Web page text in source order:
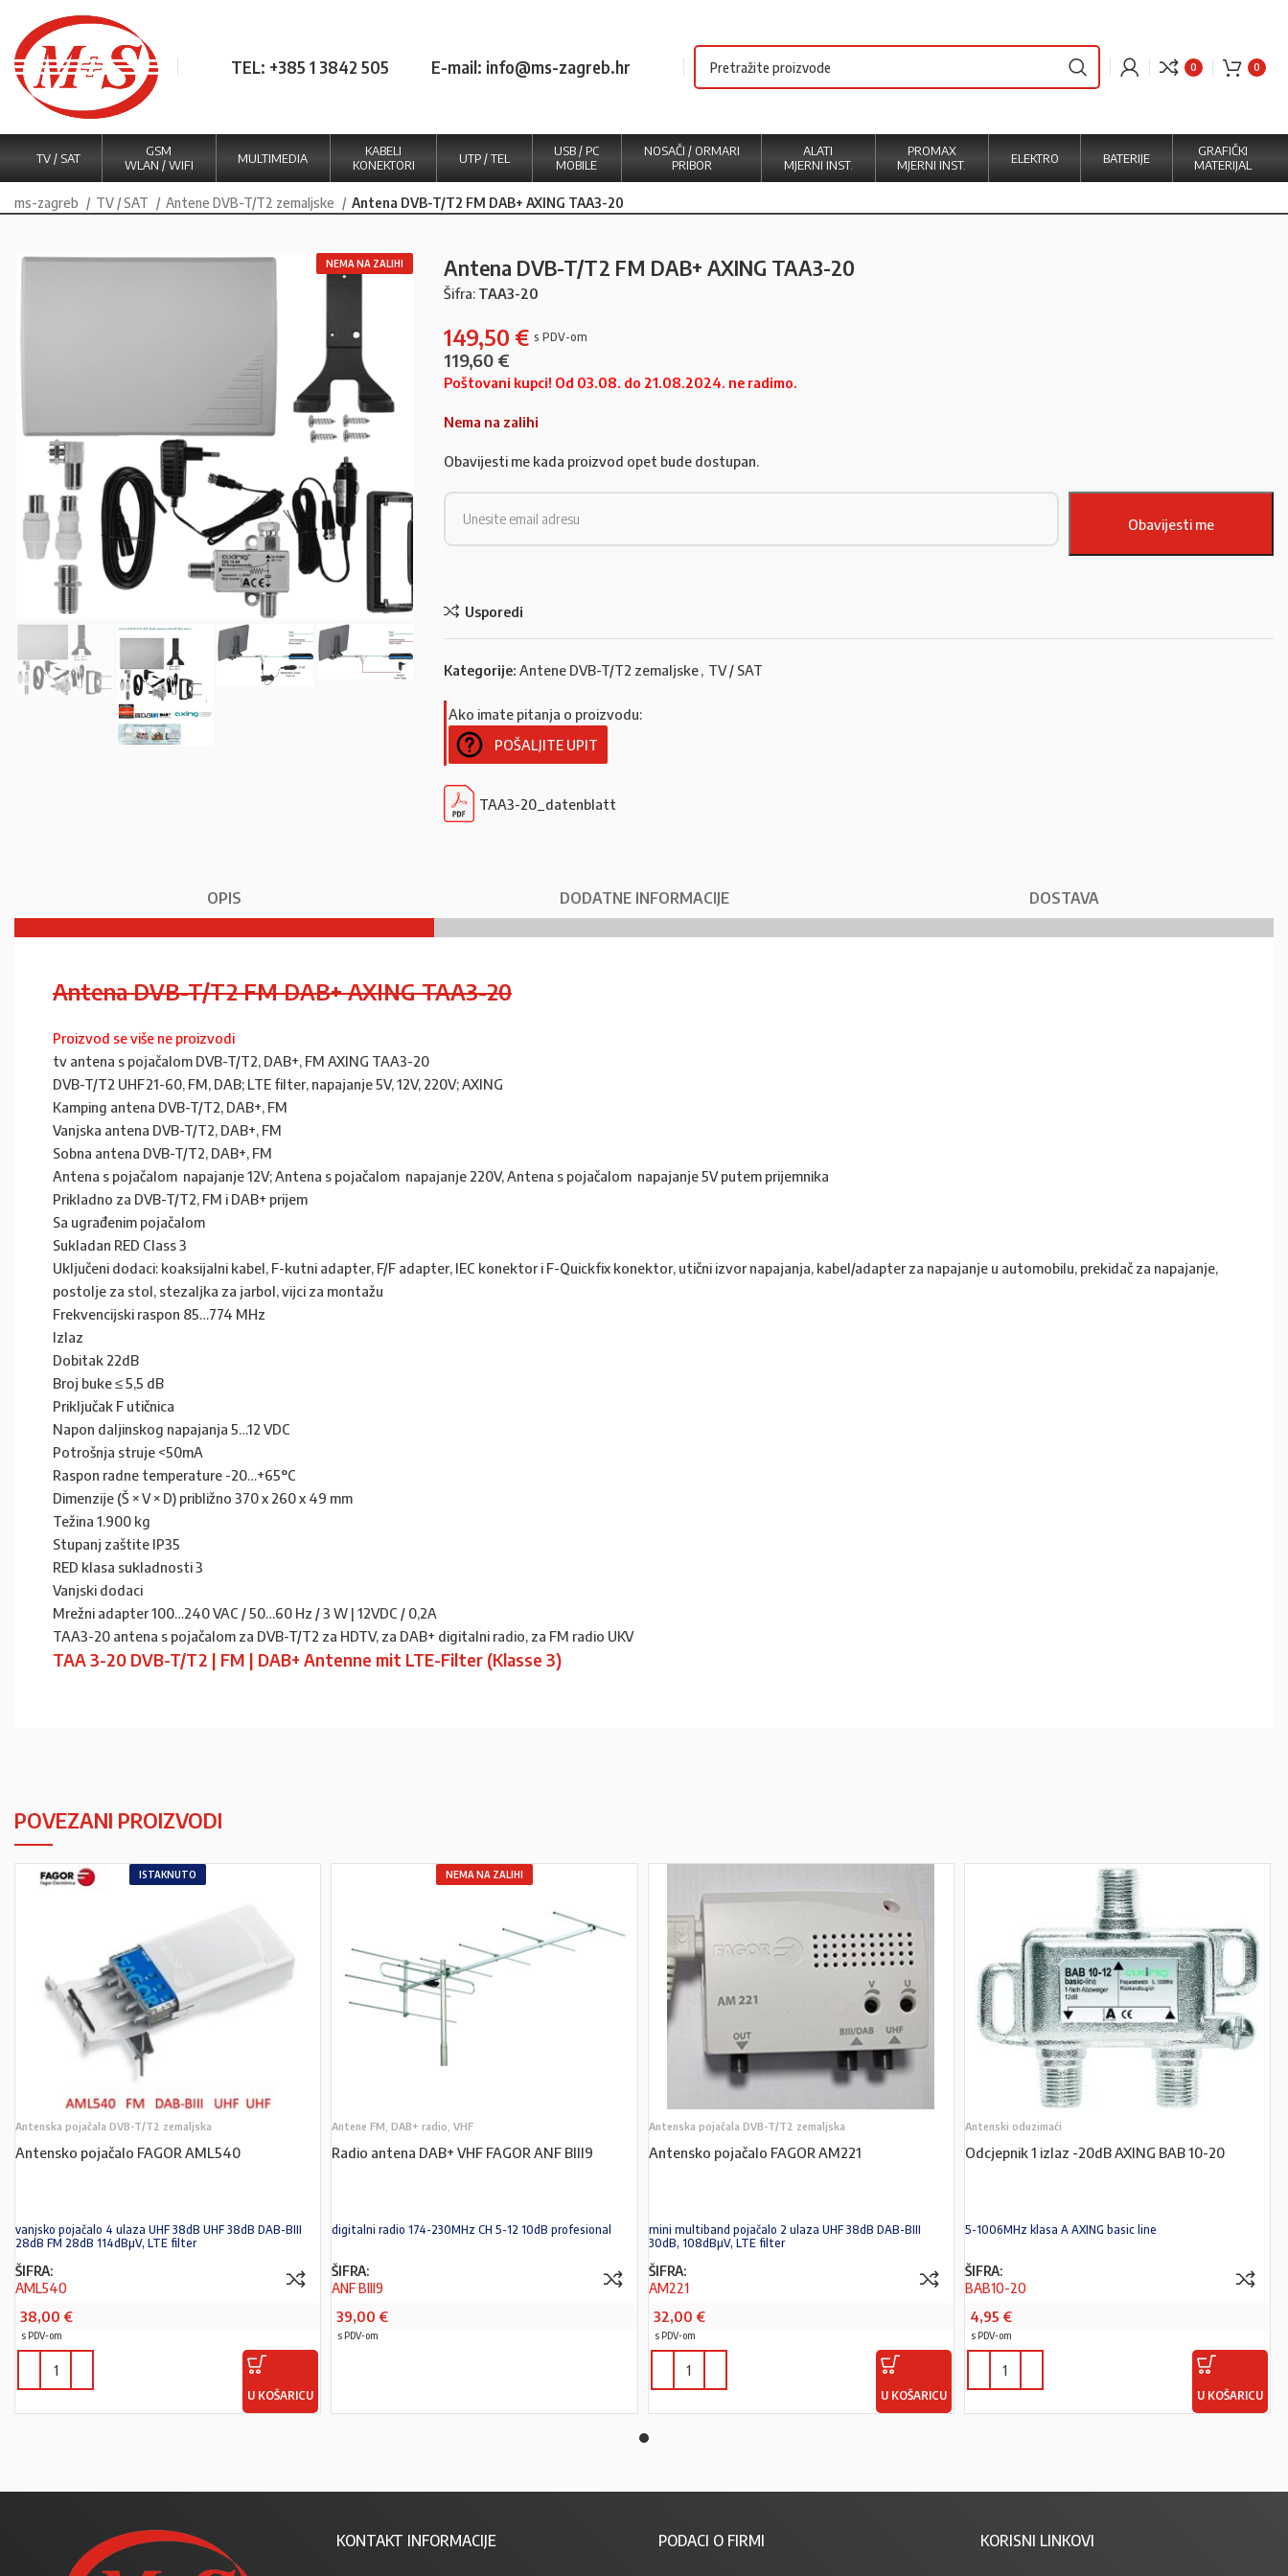
TEL: +385 1 3842 505 E-mail: info@ms-zagreb.hr 0 0
TV / SAT
GSM
WLAN / WIFI
MULTIMEDIA
KABELI
KONEKTORI
UTP / TEL
USB / PC
MOBILE
NOSAČI / ORMARI
PRIBOR
ALATI
MJERNI INST.
PROMAX
MJERNI INST.
ELEKTRO BATERIJE
GRAFIČKI
MATERIJAL
ms-zagreb TV / SAT Antene DVB-T/T2 zemaljske Antena DVB-T/T2 FM DAB+ AXING TAA3-20
NEMA NA ZALIHI Antena DVB-T/T2 FM DAB+ AXING TAA3-20
Šifra: TAA3-20
149,50 €
119,60 €
Poštovani kupci! Od 03.08. do 21.08.2024. ne radimo.
Nema na zalihi
Obavijesti me kada proizvod opet bude dostupan.
Usporedi
Kategorije: Antene DVB-T/T2 zemaljske, TV / SAT
Ako imate pitanja o proizvodu:
POŠALJITE UPIT
TAA3-20_datenblatt
OPIS DODATNE INFORMACIJE DOSTAVA
Antena DVB-T/T2 FM DAB+ AXING TAA3-20
Proizvod se više ne proizvodi
tv antena s pojačalom DVB-T/T2, DAB+, FM AXING TAA3-20
DVB-T/T2 UHF21-60, FM, DAB; LTE filter, napajanje 5V, 12V, 220V; AXING
Kamping antena DVB-T/T2, DAB+, FM
Vanjska antena DVB-T/T2, DAB+, FM
Sobna antena DVB-T/T2, DAB+, FM
Antena s pojačalom napajanje 12V; Antena s pojačalom napajanje 220V, Antena s pojačalom napajanje 5V putem prijemnika
Prikladno za DVB-T/T2, FM i DAB+ prijem
Sa ugrađenim pojačalom
Sukladan RED Class 3
Uključeni dodaci: koaksijalni kabel, F-kutni adapter, F/F adapter, IEC konektor i F-Quickfix konektor, utični izvor napajanja, kabel/adapter za napajanje u automobilu, prekidač za napajanje,
postolje za stol, stezaljka za jarbol, vijci za montažu
Frekvencijski raspon 85…774 MHz
Izlaz
Dobitak 22dB
Broj buke ≤ 5,5 dB
Priključak F utičnica
Napon daljinskog napajanja 5…12 VDC
Potrošnja struje <50mA
Raspon radne temperature -20…+65°C
Dimenzije (Š × V × D) približno 370 x 260 x 49 mm
Težina 1.900 kg
Stupanj zaštite IP35
RED klasa sukladnosti 3
Vanjski dodaci
Mrežni adapter 100…240 VAC / 50…60 Hz / 3 W | 12VDC / 0,2A
TAA3-20 antena s pojačalom za DVB-T/T2 za HDTV, za DAB+ digitalni radio, za FM radio UKV
TAA 3-20 DVB-T/T2 | FM | DAB+ Antenne mit LTE-Filter (Klasse 3)
POVEZANI PROIZVODI
ISTAKNUTO
Antenska pojačala DVB-T/T2 zemaljska
Antensko pojačalo FAGOR AML540
vanjsko pojačalo 4 ulaza UHF 38dB UHF 38dB DAB-BIII
28dB FM 28dB 114dBµV, LTE filter
ŠIFRA:
AML540
38,00 €
s PDV-om
U KOŠARICU
NEMA NA ZALIHI
Antene FM, DAB+ radio, VHF
Radio antena DAB+ VHF FAGOR ANF BIII9
digitalni radio 174-230MHz CH 5-12 10dB profesional
ŠIFRA:
ANF BIII9
39,00 €
s PDV-om
Antenska pojačala DVB-T/T2 zemaljska
Antensko pojačalo FAGOR AM221
mini multiband pojačalo 2 ulaza UHF 38dB DAB-BIII
30dB, 108dBµV, LTE filter
ŠIFRA:
AM221
32,00 €
s PDV-om
U KOŠARICU
Antenski oduzimaći
Odcjepnik 1 izlaz -20dB AXING BAB 10-20
5-1006MHz klasa A AXING basic line
ŠIFRA:
BAB10-20
4,95 €
s PDV-om
U KOŠARICU
KONTAKT INFORMACIJE PODACI O FIRMI KORISNI LINKOVI